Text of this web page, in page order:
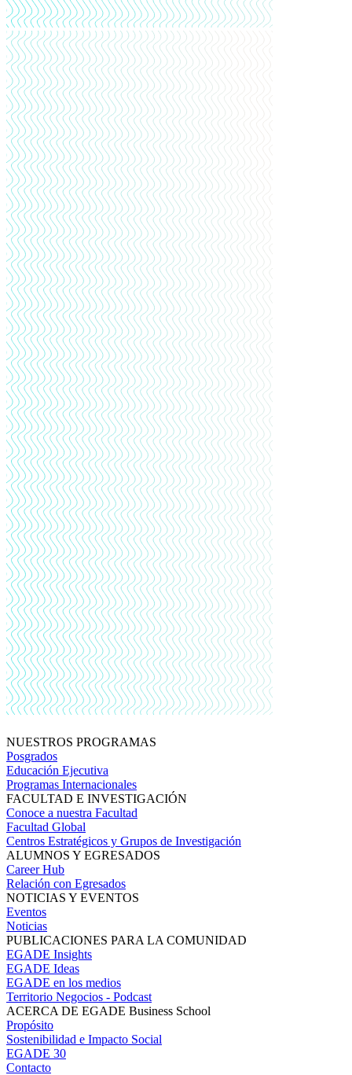
NUESTROS PROGRAMAS
Posgrados
Educación Ejecutiva
Programas Internacionales
FACULTAD E INVESTIGACIÓN
Conoce a nuestra Facultad
Facultad Global
Centros Estratégicos y Grupos de Investigación
ALUMNOS Y EGRESADOS
Career Hub
Relación con Egresados
NOTICIAS Y EVENTOS
Eventos
Noticias
PUBLICACIONES PARA LA COMUNIDAD
EGADE Insights
EGADE Ideas
EGADE en los medios
Territorio Negocios - Podcast
ACERCA DE EGADE Business School
Propósito
Sostenibilidad e Impacto Social
EGADE 30
Contacto